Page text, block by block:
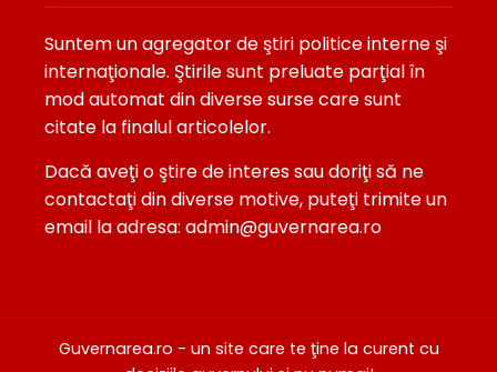
Suntem un agregator de ştiri politice interne şi
internaţionale. Ştirile sunt preluate parţial în
mod automat din diverse surse care sunt
citate la finalul articolelor.
Dacă aveţi o ştire de interes sau doriţi să ne
contactaţi din diverse motive, puteţi trimite un
email la adresa: admin@guvernarea.ro
Guvernarea.ro - un site care te ţine la curent cu